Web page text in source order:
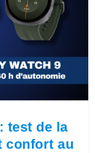
test de la
confort au